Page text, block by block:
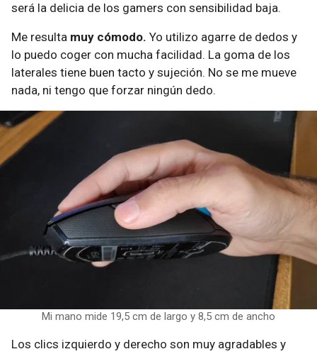
será la delicia de los gamers con sensibilidad baja.
Me resulta muy cómodo. Yo utilizo agarre de dedos y
lo puedo coger con mucha facilidad. La goma de los
laterales tiene buen tacto y sujeción. No se me mueve
nada, ni tengo que forzar ningún dedo.
Mi mano mide 19,5 cm de largo y 8,5 cm de ancho
Los clics izquierdo y derecho son muy agradables y